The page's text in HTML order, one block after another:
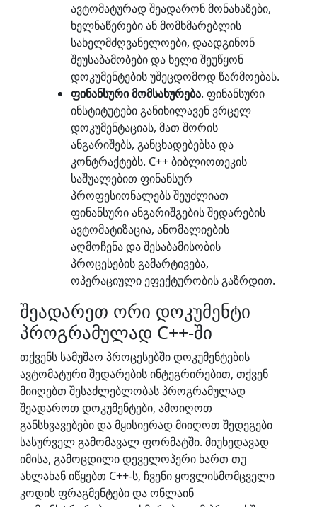
ავტომატურად შეადარონ მონახაზები,
ხელნაწერები ან მომხმარებლის
სახელმძღვანელოები, დაადგინონ
შეუსაბამობები და ხელი შეუწყონ
დოკუმენტების უშეცდომოდ წარმოებას.
ფინანსური მომსახურება. ფინანსური
ინსტიტუტები განიხილავენ ვრცელ
დოკუმენტაციას, მათ შორის
ანგარიშებს, განცხადებებსა და
კონტრაქტებს. C++ ბიბლიოთეკის
საშუალებით ფინანსურ
პროფესიონალებს შეუძლიათ
ფინანსური ანგარიშგების შედარების
ავტომატიზაცია, ანომალიების
აღმოჩენა და შესაბამისობის
პროცესების გამარტივება,
ოპერაციული ეფექტურობის გაზრდით.
შეადარეთ ორი დოკუმენტი
პროგრამულად C++-ში
თქვენს სამუშაო პროცესებში დოკუმენტების
ავტომატური შედარების ინტეგრირებით, თქვენ
მიიღებთ შესაძლებლობას პროგრამულად
შეადაროთ დოკუმენტები, ამოიღოთ
განსხვავებები და მყისიერად მიიღოთ შედეგები
სასურველ გამომავალ ფორმატში. მიუხედავად
იმისა, გამოცდილი დეველოპერი ხართ თუ
ახლახან იწყებთ C++-ს, ჩვენი ყოვლისმომცველი
კოდის ფრაგმენტები და ონლაინ